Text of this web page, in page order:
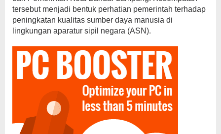
tersebut menjadi bentuk perhatian pemerintah terhadap
peningkatan kualitas sumber daya manusia di
lingkungan aparatur sipil negara (ASN).